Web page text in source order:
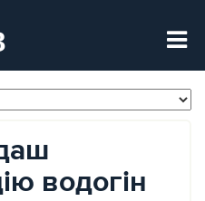
водогін